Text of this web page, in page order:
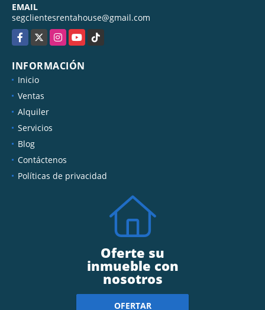
EMAIL
segclientesrentahouse@gmail.com
Facebook
X InstagramYouTubeTikTok
INFORMACIÓN
Inicio
Ventas
Alquiler
Servicios
Blog
Contáctenos
Políticas de privacidad
Oferte su
inmueble con
nosotros
OFERTAR